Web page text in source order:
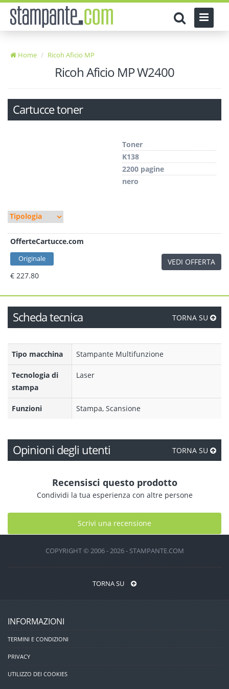
Home Ricoh Aficio MP
Ricoh Aficio MP W2400
Cartucce toner
Toner
K138
2200 pagine
nero
OfferteCartucce.com
Originale
€ 227.80
VEDI OFFERTA
Scheda tecnica TORNA SU
Tipo macchina Stampante Multifunzione
Tecnologia di
stampa
Laser
Funzioni Stampa, Scansione
Opinioni degli utenti TORNA SU
Recensisci questo prodotto
Condividi la tua esperienza con altre persone
Scrivi una recensione
COPYRIGHT © 2006 - 2026 - STAMPANTE.COM
TORNA SU
INFORMAZIONI
TERMINI E CONDIZIONI
PRIVACY
UTILIZZO DEI COOKIES